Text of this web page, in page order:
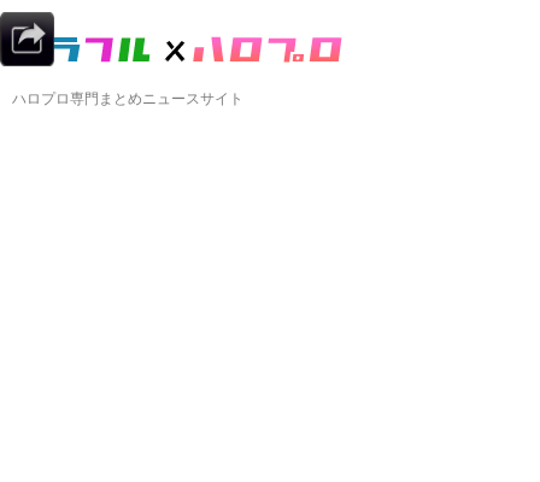
ハロプロ専門まとめニュースサイト